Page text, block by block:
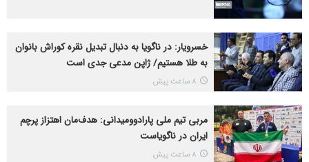
خسرویار: در ناگویا به دنبال تبدیل نقره کوراش بانوان
به طلا هستیم/ ژاپن مدعی جدی است
8 ساعت پیش
مربی تیم ملی پارادوومیدانی: هدف‌مان اهتزاز پرچم
ایران در ناگویاست
8 ساعت پیش